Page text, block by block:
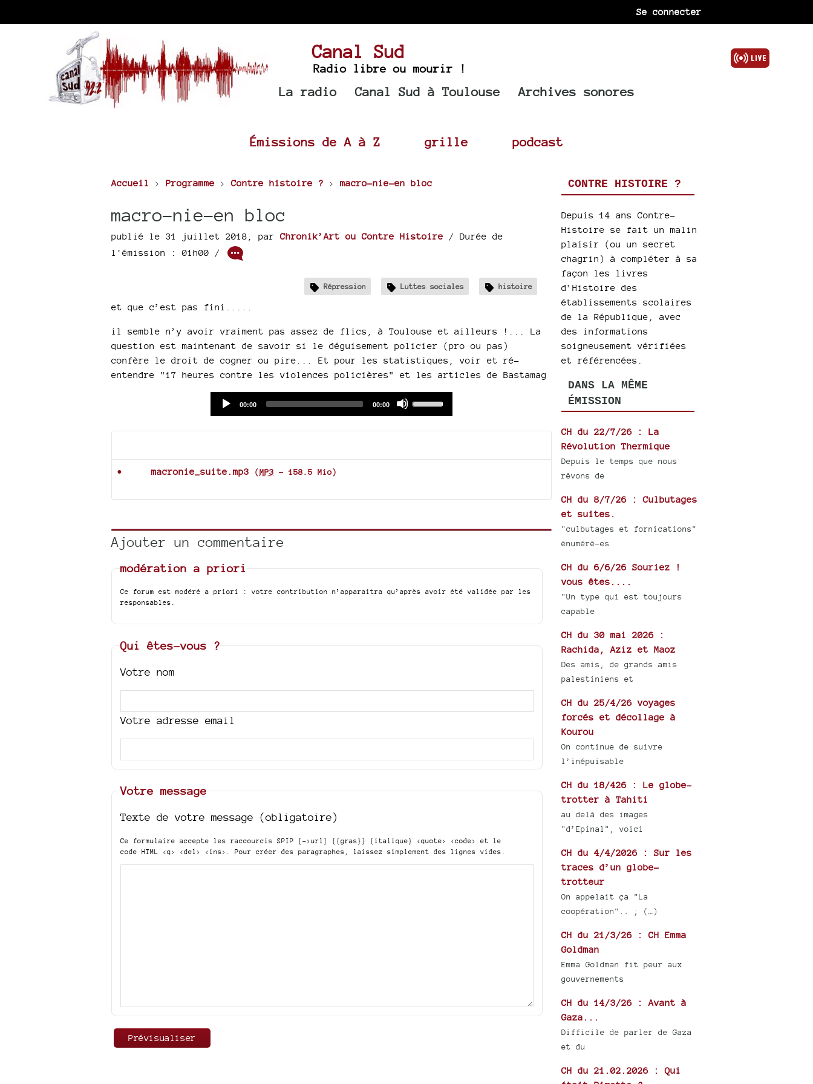
Se connecter
Canal Sud
Radio libre ou mourir !
La radio Canal Sud à Toulouse Archives sonores
Émissions de A à Z grille podcast
Accueil > Programme >Contre histoire ? > macro-nie-en bloc
macro-nie-en bloc
publié le 31 juillet 2018 parChronik’Art ou Contre Histoire
/ Durée de
l'émission : 01h00 /
Répression Luttes sociales histoire
et que c’est pas fini.....
il semble n’y avoir vraiment pas assez de flics, à Toulouse et ailleurs !... La
question est maintenant de savoir si le déguisement policier (pro ou pas)
confère le droit de cogner ou pire... Et pour les statistiques, voir et ré-
entendre "17 heures contre les violences policières" et les articles de Bastamag
Current
00:00
Total
00:00
decrease
macronie_suite.mp3 (MP3 - 158.5 Mio)
Ajouter un commentaire
modération a priori
Ce forum est modéré a priori : votre contribution n’apparaîtra qu’après avoir été validée par les
responsables.
Qui êtes-vous ?
Votre nom
Votre adresse email
Votre message
Texte de votre message (obligatoire)
Ce formulaire accepte les raccourcis SPIP [->url] {{gras}} {italique} <quote> <code>
et le
code HTML <q> <del> <ins> . Pour créer des paragraphes, laissez simplement des lignes vides.
CONTRE HISTOIRE ?
Depuis 14 ans Contre-
Histoire se fait un malin
plaisir (ou un secret
chagrin) à compléter à sa
façon les livres
d’Histoire des
établissements scolaires
de la République, avec
des informations
soigneusement vérifiées
et référencées.
DANS LA MÊME
ÉMISSION
CH du 22/7/26 : La
Révolution Thermique
Depuis le temps que nous
rêvons de
CH du 8/7/26 : Culbutages
et suites.
"culbutages et fornications"
énuméré-es
CH du 6/6/26 Souriez !
vous êtes....
"Un type qui est toujours
capable
CH du 30 mai 2026 :
Rachida, Aziz et Maoz
Des amis, de grands amis
palestiniens et
CH du 25/4/26 voyages
forcés et décollage à
Kourou
On continue de suivre
l’inépuisable
CH du 18/426 : Le globe-
trotter à Tahiti
au delà des images
"d’Epinal", voici
CH du 4/4/2026 : Sur les
traces d’un globe-
trotteur
On appelait ça "La
coopération".. ; (…)
CH du 21/3/26 : CH Emma
Goldman
Emma Goldman fit peur aux
gouvernements
CH du 14/3/26 : Avant à
Gaza...
Difficile de parler de Gaza
et du
CH du 21.02.2026 : Qui